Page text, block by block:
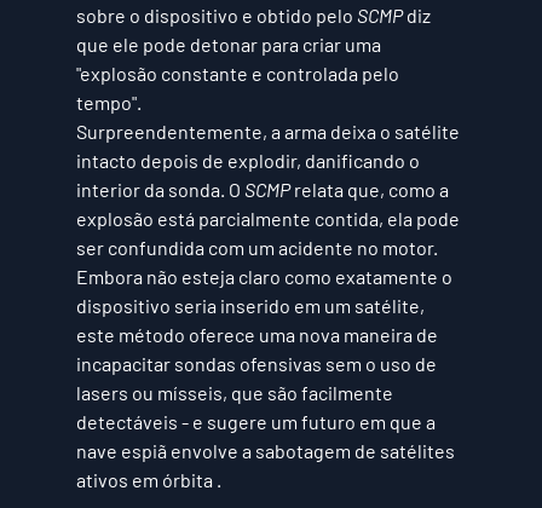
sobre o dispositivo e obtido pelo SCMP diz
que ele pode detonar para criar uma
"explosão constante e controlada pelo
tempo".
Surpreendentemente, a arma deixa o satélite
intacto depois de explodir, danificando o
interior da sonda. O SCMP relata que, como a
explosão está parcialmente contida, ela pode
ser confundida com um acidente no motor.
Embora não esteja claro como exatamente o
dispositivo seria inserido em um satélite,
este método oferece uma nova maneira de
incapacitar sondas ofensivas sem o uso de
lasers ou mísseis, que são facilmente
detectáveis ​​- e sugere um futuro em que a
nave espiã envolve a sabotagem de satélites
ativos em órbita .